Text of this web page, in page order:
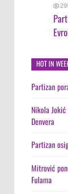
HOT IN
Partizan
Nikola
Denvera
Partizan
Mitrović
Fulama